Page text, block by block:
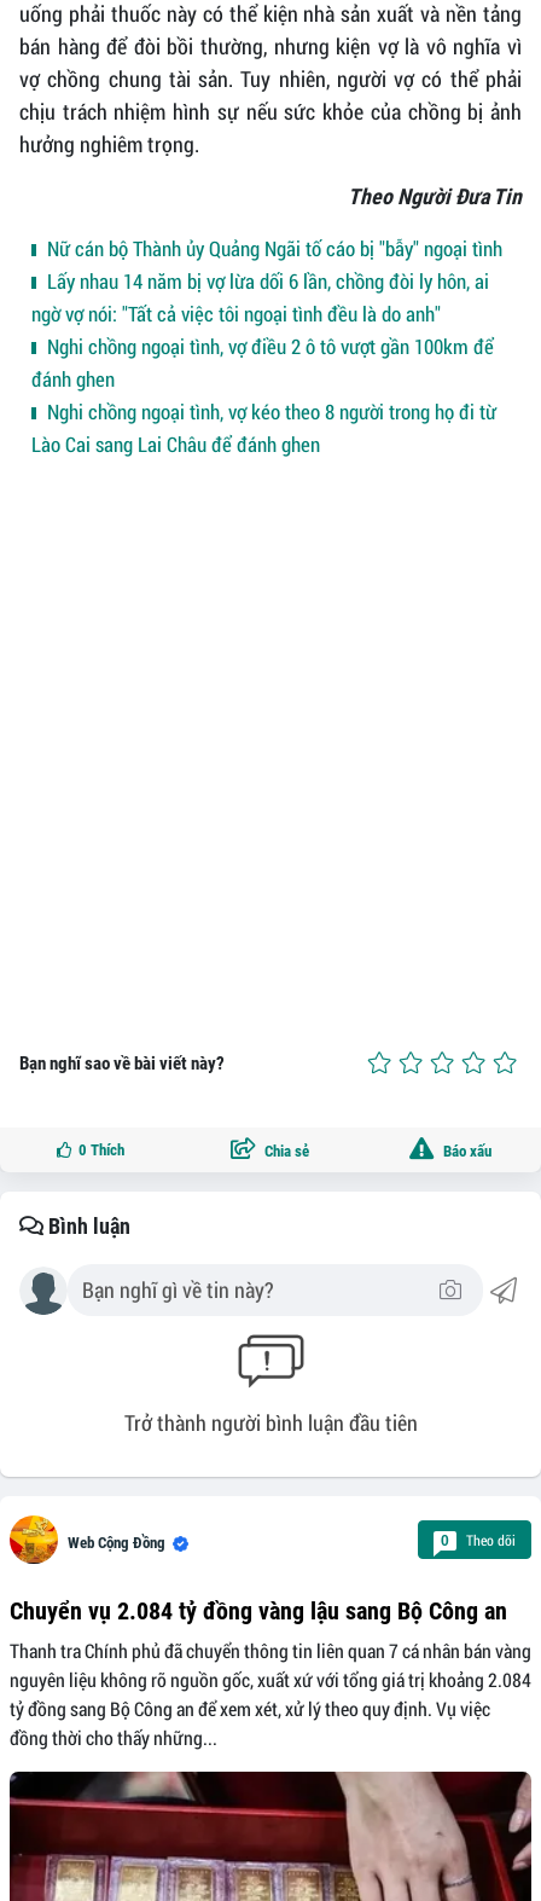
uống phải thuốc này có thể kiện nhà sản xuất và nền tảng
bán hàng để đòi bồi thường, nhưng kiện vợ là vô nghĩa vì
vợ chồng chung tài sản. Tuy nhiên, người vợ có thể phải
chịu trách nhiệm hình sự nếu sức khỏe của chồng bị ảnh
hưởng nghiêm trọng.
Theo Người Đưa Tin
Nữ cán bộ Thành ủy Quảng Ngãi tố cáo bị "bẫy" ngoại tình
Lấy nhau 14 năm bị vợ lừa dối 6 lần, chồng đòi ly hôn, ai
ngờ vợ nói: "Tất cả việc tôi ngoại tình đều là do anh"
Nghi chồng ngoại tình, vợ điều 2 ô tô vượt gần 100km để
đánh ghen
Nghi chồng ngoại tình, vợ kéo theo 8 người trong họ đi từ
Lào Cai sang Lai Châu để đánh ghen
Bạn nghĩ sao về bài viết này?
0 Thích Chia sẻ Báo xấu
Bình luận
Trở thành người bình luận đầu tiên
Web Cộng Đồng 0 Theo dõi
Chuyển vụ 2.084 tỷ đồng vàng lậu sang Bộ Công an
Thanh tra Chính phủ đã chuyển thông tin liên quan 7 cá nhân bán vàng
nguyên liệu không rõ nguồn gốc, xuất xứ với tổng giá trị khoảng 2.084
tỷ đồng sang Bộ Công an để xem xét, xử lý theo quy định. Vụ việc
đồng thời cho thấy những...